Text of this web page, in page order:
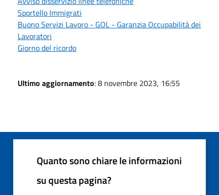
Sportello Immigrati
Buono Servizi Lavoro - GOL - Garanzia Occupabilità dei
Lavoratori
Giorno del ricordo
Ultimo aggiornamento: 8 novembre 2023, 16:55
Quanto sono chiare le informazioni
su questa pagina?